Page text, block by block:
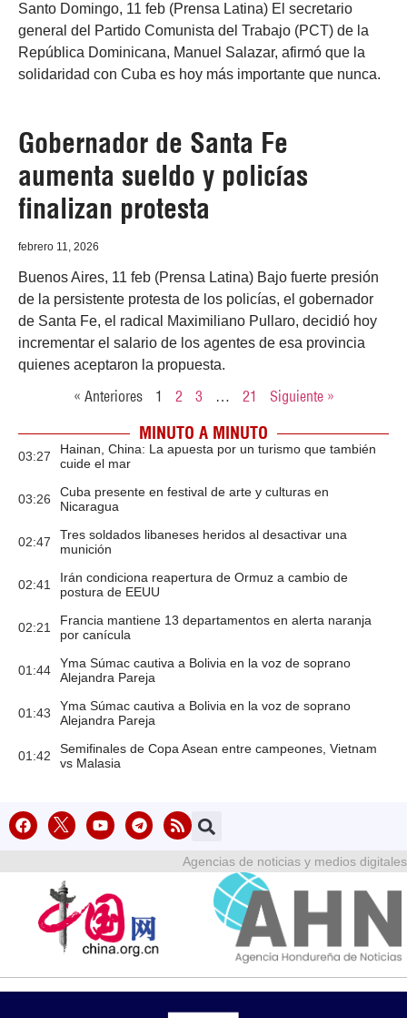
Santo Domingo, 11 feb (Prensa Latina) El secretario
general del Partido Comunista del Trabajo (PCT) de la
República Dominicana, Manuel Salazar, afirmó que la
solidaridad con Cuba es hoy más importante que nunca.
Gobernador de Santa Fe
aumenta sueldo y policías
finalizan protesta
febrero 11, 2026
Buenos Aires, 11 feb (Prensa Latina) Bajo fuerte presión
de la persistente protesta de los policías, el gobernador
de Santa Fe, el radical Maximiliano Pullaro, decidió hoy
incrementar el salario de los agentes de esa provincia
quienes aceptaron la propuesta.
« Anteriores 1 2 3 … 21 Siguiente »
MINUTO A MINUTO
03:27
Hainan, China: La apuesta por un turismo que también
cuide el mar
03:26
Cuba presente en festival de arte y culturas en
Nicaragua
02:47
Tres soldados libaneses heridos al desactivar una
munición
02:41
Irán condiciona reapertura de Ormuz a cambio de
postura de EEUU
02:21
Francia mantiene 13 departamentos en alerta naranja
por canícula
01:44
Yma Súmac cautiva a Bolivia en la voz de soprano
Alejandra Pareja
01:43
Yma Súmac cautiva a Bolivia en la voz de soprano
Alejandra Pareja
01:42
Semifinales de Copa Asean entre campeones, Vietnam
vs Malasia
Agencias de noticias y medios digitales